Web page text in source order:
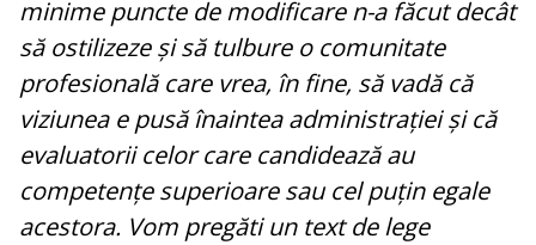
minime puncte de modificare n-a făcut decât
să ostilizeze și să tulbure o comunitate
profesională care vrea, în fine, să vadă că
viziunea e pusă înaintea administrației și că
evaluatorii celor care candidează au
competențe superioare sau cel puțin egale
acestora. Vom pregăti un text de lege